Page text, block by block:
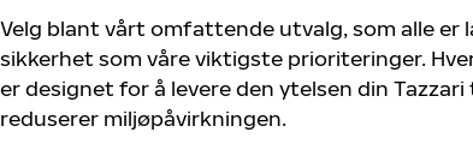
Velg blant vårt omfattende utvalg, som alle
sikkerhet som våre viktigste prioriteringer.
er designet for å levere den ytelsen din
reduserer miljøpåvirkningen.